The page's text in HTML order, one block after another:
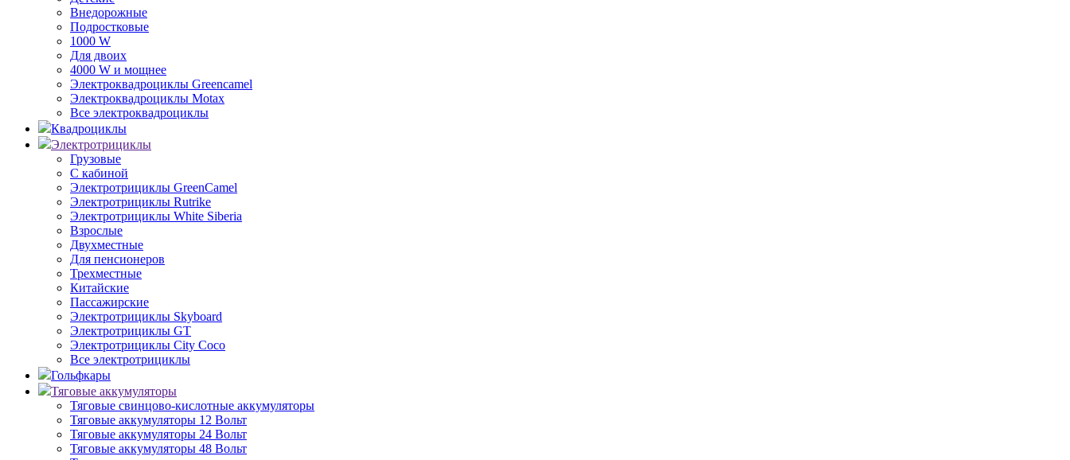
Внедорожные
Подростковые
1000 W
Для двоих
4000 W и мощнее
Электроквадроциклы Greencamel
Электроквадроциклы Motax
Все электроквадроциклы
Квадроциклы
Электротрициклы
Грузовые
С кабиной
Электротрициклы GreenCamel
Электротрициклы Rutrike
Электротрициклы White Siberia
Взрослые
Двухместные
Для пенсионеров
Трехместные
Китайские
Пассажирские
Электротрициклы Skyboard
Электротрициклы GT
Электротрициклы City Coco
Все электротрициклы
Гольфкары
Тяговые аккумуляторы
Тяговые свинцово-кислотные аккумуляторы
Тяговые аккумуляторы 12 Вольт
Тяговые аккумуляторы 24 Вольт
Тяговые аккумуляторы 48 Вольт